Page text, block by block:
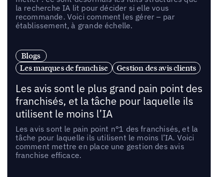
la recherche IA lit pour décider si elle vous
recommande. Voici comment les gérer – par
établissement, à grande échelle.
Blogs
Les marques de franchise
Gestion des avis clients
Les avis sont le plus grand pain point des
franchisés, et la tâche pour laquelle ils
utilisent le moins l’IA
Les avis sont le pain point n°1 des franchisés, et la
tâche pour laquelle ils utilisent le moins l’IA. Voici
comment mettre en place une gestion des avis
franchise efficace.